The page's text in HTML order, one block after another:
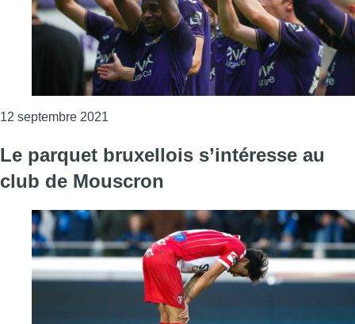
12 septembre 2021
Le parquet bruxellois s’intéresse au
club de Mouscron